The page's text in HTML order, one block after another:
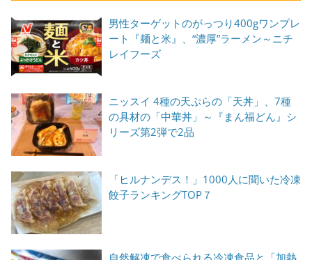
男性ターゲットのがっつり400gワンプレ
ート『麺と米』、“濃厚”ラーメン～ニチ
レイフーズ
ニッスイ 4種の天ぷらの「天丼」、7種
の具材の「中華丼」～『まん福どん』シ
リーズ第2弾で2品
「ヒルナンデス！」1000人に聞いた冷凍
餃子ランキングTOP７
自然解凍で食べられる冷凍食品と「加熱